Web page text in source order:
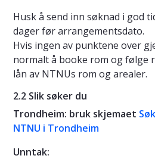
Husk å send inn søknad i god
dager før arrangementsdato.
Hvis ingen av punktene over
normalt å booke rom og følge
lån av NTNUs rom og arealer.
2.2 Slik søker du
Trondheim: bruk skjemaet
NTNU i Trondheim
Unntak: